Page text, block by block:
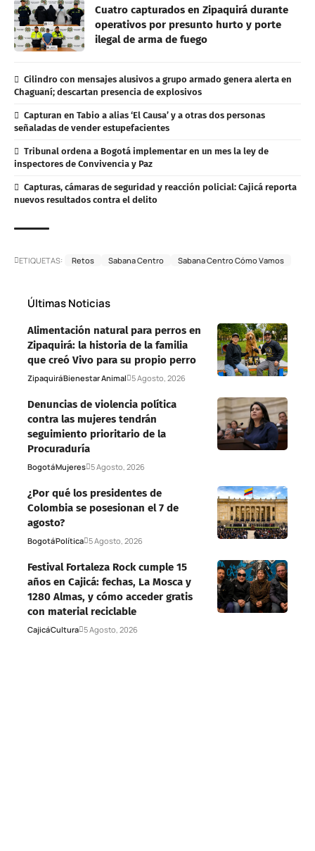
Cuatro capturados en Zipaquirá durante
operativos por presunto hurto y porte
ilegal de arma de fuego
Cilindro con mensajes alusivos a grupo armado genera alerta en
Chaguaní; descartan presencia de explosivos
Capturan en Tabio a alias ‘El Causa’ y a otras dos personas
señaladas de vender estupefacientes
Tribunal ordena a Bogotá implementar en un mes la ley de
inspectores de Convivencia y Paz
Capturas, cámaras de seguridad y reacción policial: Cajicá reporta
nuevos resultados contra el delito
ETIQUETAS: Retos Sabana Centro Sabana Centro Cómo Vamos
Últimas Noticias
Alimentación natural para perros en
Zipaquirá: la historia de la familia
que creó Vivo para su propio perro
ZipaquiráBienestar Animal 5 Agosto, 2026
Denuncias de violencia política
contra las mujeres tendrán
seguimiento prioritario de la
Procuraduría
BogotáMujeres 5 Agosto, 2026
¿Por qué los presidentes de
Colombia se posesionan el 7 de
agosto?
BogotáPolítica 5 Agosto, 2026
Festival Fortaleza Rock cumple 15
años en Cajicá: fechas, La Mosca y
1280 Almas, y cómo acceder gratis
con material reciclable
CajicáCultura 5 Agosto, 2026